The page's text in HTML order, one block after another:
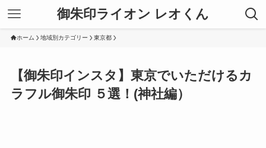
御朱印ライオン レオくん
ホーム 地域別カテゴリー 東京都
【御朱印インスタ】東京でいただけるカ
ラフル御朱印 ５選！(神社編）